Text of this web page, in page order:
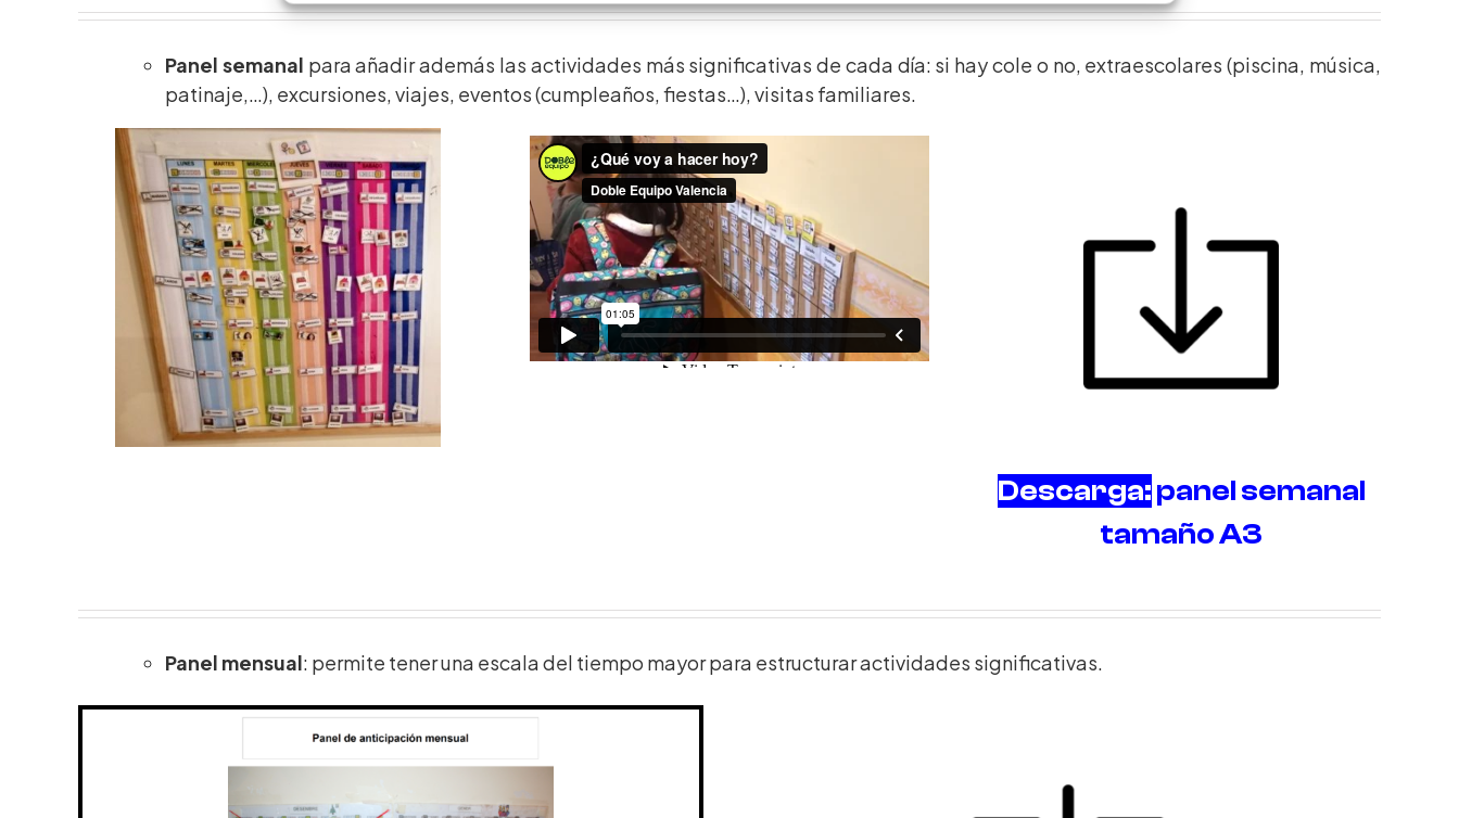
Panel semanal para añadir además las actividades más significativas de cada día: si hay cole o no, extraescolares (piscina, música,
patinaje,…), excursiones, viajes, eventos (cumpleaños, fiestas…), visitas familiares.
Descarga:panel semanal
tamaño A3
Panel mensual: permite tener una escala del tiempo mayor para estructurar actividades significativas.